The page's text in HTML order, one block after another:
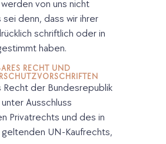
von uns nicht
sei denn, dass wir ihrer
schriftlich oder in
haben.
RECHT UND
Recht der Bundesrepublik
Ausschluss
Privatrechts und des in
UN-Kaufrechts,